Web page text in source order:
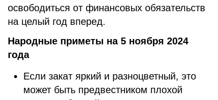
освободиться от финансовых обязательств
на целый год вперед.
Народные приметы на 5 ноября 2024
года
Если закат яркий и разноцветный, это
может быть предвестником плохой